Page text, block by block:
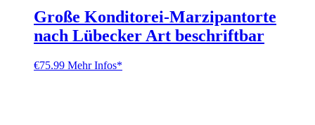
Große Konditorei-Marzipantorte
nach Lübecker Art beschriftbar
€75.99 Mehr Infos*